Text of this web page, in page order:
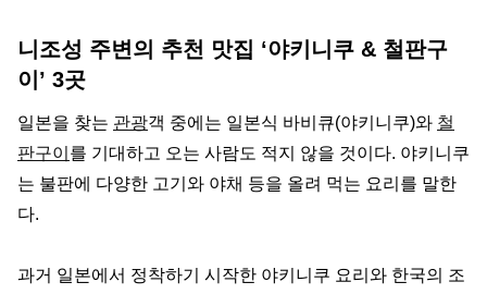
니조성 주변의 추천 맛집 ‘야키니쿠 & 철판구
이’ 3곳
일본을 찾는 관광객 중에는 일본식 바비큐(야키니쿠)와 철
판구이 를 기대하고 오는 사람도 적지 않을 것이다. 야키니쿠
는 불판에 다양한 고기와 야채 등을 올려 먹는 요리를 말한
다.
과거 일본에서 정착하기 시작한 야키니쿠 요리와 한국의 조